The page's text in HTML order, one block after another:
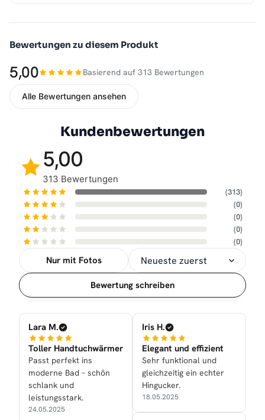
Bewertungen zu diesem Produkt
5,00 Basierend auf 313 Bewertungen
Alle Bewertungen ansehen
Kundenbewertungen
5,00
313 Bewertungen
(313)
(0)
(0)
(0)
(0)
Nur mit Fotos
Sortierung
Bewertung schreiben
Lara M.
Toller Handtuchwärmer
Passt perfekt ins
moderne Bad – schön
schlank und
leistungsstark.
24.05.2025
Iris H.
Elegant und effizient
Sehr funktional und
gleichzeitig ein echter
Hingucker.
18.05.2025